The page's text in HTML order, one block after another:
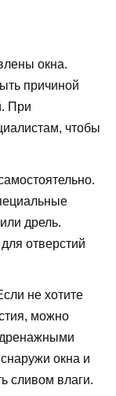
окна.
причиной
При
чтобы
дрель.
отверстий
не хотите
можно
окна и
сливом влаги.